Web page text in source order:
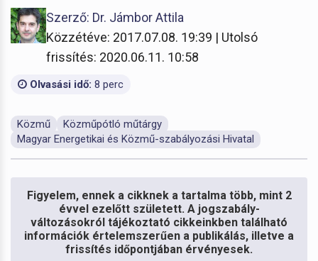
Szerző: Dr. Jámbor Attila
Közzétéve: 2017.07.08. 19:39 | Utolsó
frissítés: 2020.06.11. 10:58
Olvasási idő: 8 perc
Közmű
Közműpótló műtárgy
Magyar Energetikai és Közmű-szabályozási Hivatal
Figyelem, ennek a cikknek a tartalma több, mint 2
évvel ezelőtt született. A jogszabály-
változásokról tájékoztató cikkeinkben található
információk értelemszerűen a publikálás, illetve a
frissítés időpontjában érvényesek.